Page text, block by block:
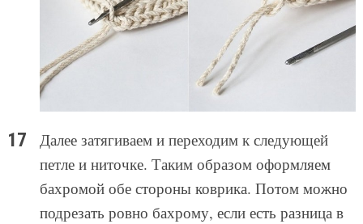
Далее затягиваем и переходим к следующей
петле и ниточке. Таким образом оформляем
бахромой обе стороны коврика. Потом можно
подрезать ровно бахрому, если есть разница в